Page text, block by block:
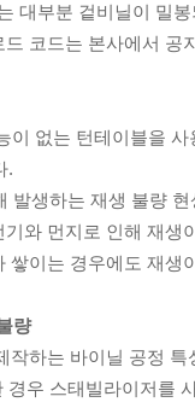
대부분 겉비닐이 밀
코드는 본사에서 공
이 없는 턴테이블을
.
발생하는 재생 불량
기와 먼지로 인해 재생
쌓이는 경우에도 재생
량
작하는 바이닐 공정
경우 스태빌라이저를